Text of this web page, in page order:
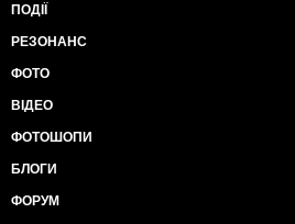
ПОДІЇ
РЕЗОНАНС
ФОТО
ВІДЕО
ФОТОШОПИ
БЛОГИ
ФОРУМ